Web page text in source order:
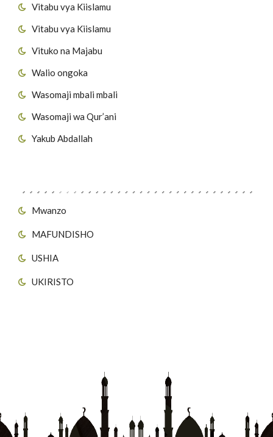
Vitabu vya Kiislamu
Vitabu vya Kiislamu
Vituko na Majabu
Walio ongoka
Wasomaji mbali mbali
Wasomaji wa Qur’ani
Yakub Abdallah
Mwanzo
MAFUNDISHO
USHIA
UKIRISTO